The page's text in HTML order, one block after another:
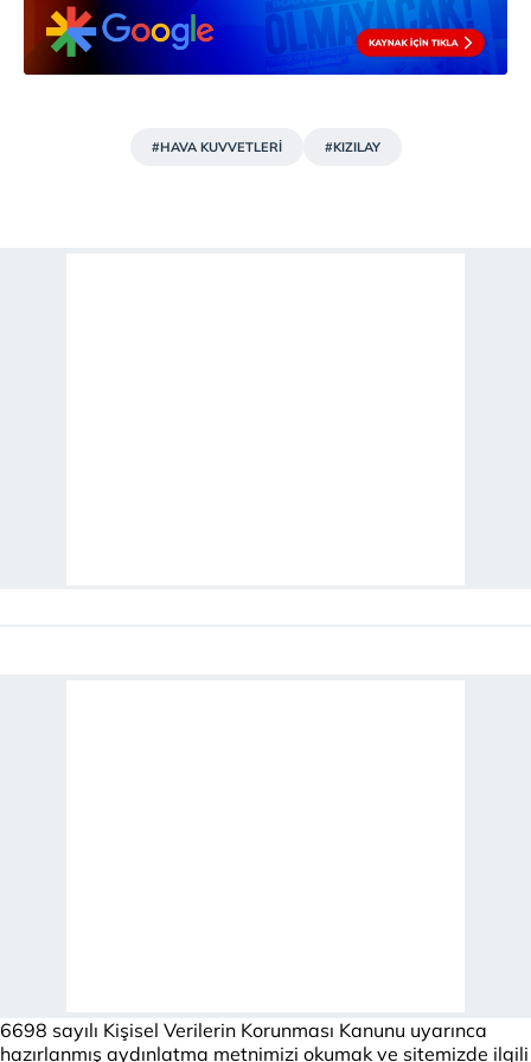
kullanılmaktadır. Bu çerezler vasıtasıyla çeşitli kişisel
verileriniz işlenmekte olup gerekli olan çerezler bilgi
kılınması ve kişiselleştirilmesi ve sizlere yönelik
#HAVA KUVVETLERİ #KIZILAY
6698 sayılı Kişisel Verilerin Korunması Kanunu uyarınca
hazırlanmış aydınlatma metnimizi okumak ve sitemizde ilgili